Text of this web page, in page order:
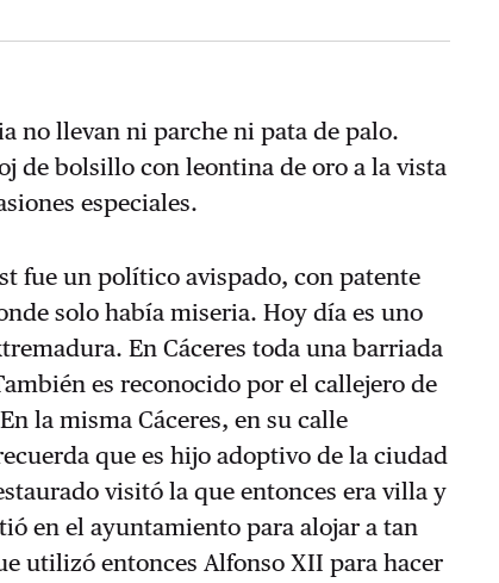
no llevan ni parche ni pata de palo.
de bolsillo con leontina de oro a la vista
especiales.
fue un político avispado, con patente
solo había miseria. Hoy día es uno
En Cáceres toda una barriada
es reconocido por el callejero de
la misma Cáceres, en su calle
que es hijo adoptivo de la ciudad
visitó la que entonces era villa y
en el ayuntamiento para alojar a tan
utilizó entonces Alfonso XII para hacer